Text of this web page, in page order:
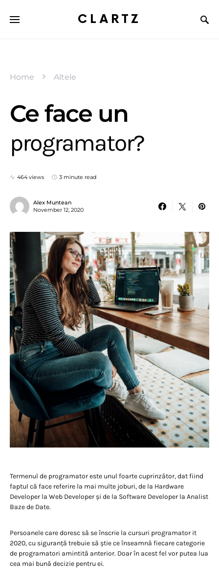
CLARTZ
Home Altele
Ce face un
programator?
464 views 3 minute read
Alex Muntean
November 12, 2020
Termenul de programator este unul foarte cuprinzător, dat fiind
faptul că face referire la mai multe joburi, de la Hardware
Developer la Web Developer și de la Software Developer la Analist
Baze de Date.
Persoanele care doresc să se înscrie la cursuri programator it
2020, cu siguranță trebuie să știe ce înseamnă fiecare categorie
de programatori amintită anterior. Doar în acest fel vor putea lua
cea mai bună decizie pentru ei.